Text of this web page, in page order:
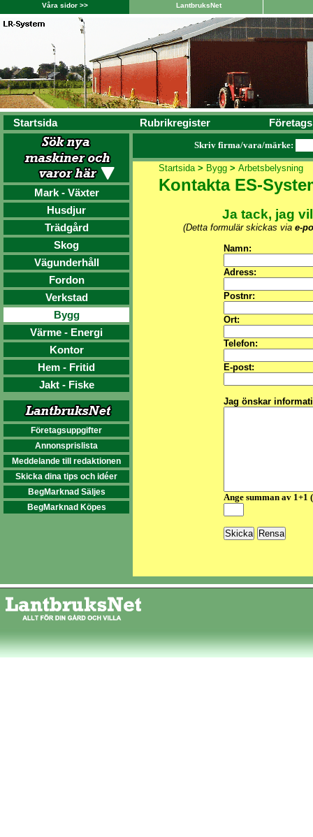
Våra sidor >> LantbruksNet
Startsida Rubrikregister
Mark - Växter
Husdjur
Trädgård
Skog
Vägunderhåll
Fordon
Verkstad
Bygg
Värme - Energi
Kontor
Hem - Fritid
Jakt - Fiske
Företagsuppgifter
Annonsprislista
Meddelande till redaktionen
Skicka dina tips och idéer
BegMarknad Säljes
BegMarknad Köpes
Skriv firma/vara/märke:
Startsida> Bygg> Arbetsbelysning
Kontakta ES-
Ja tack, jag
(Detta formulär skickas via e-
Namn:
Adress:
Postnr:
Ort:
Telefon:
E-post:
Jag önskar
Ange summan av 1+1